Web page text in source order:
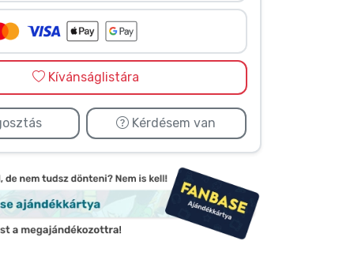
Kívánságlistára
Kérdésem van